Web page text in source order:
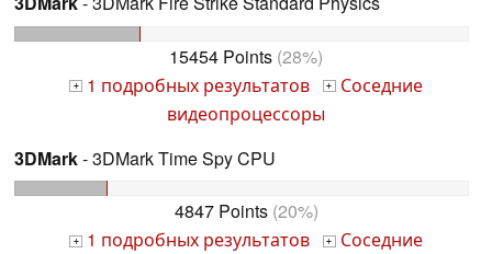
15454 Points (28%)
+ 1 подробных результатов + Соседние
видеопроцессоры
3DMark- 3DMark Time Spy CPU
4847 Points(20%)
+ 1 подробных результатов + Соседние